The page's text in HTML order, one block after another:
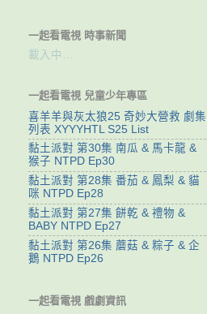
一起看電視 時事新聞
載入中…
一起看電視 兒童少年專區
喜羊羊與灰太狼25 奇妙大營救 劇集
列表 XYYYHTL S25 List
黏土派對 第30集 南瓜 & 馬卡龍 &
猴子 NTPD Ep30
黏土派對 第28集 番茄 & 鳳梨 & 貓
咪 NTPD Ep28
黏土派對 第27集 餅乾 & 禮物 &
BABY NTPD Ep27
黏土派對 第26集 蘑菇 & 粽子 & 企
鵝 NTPD Ep26
一起看電視 戲劇資訊